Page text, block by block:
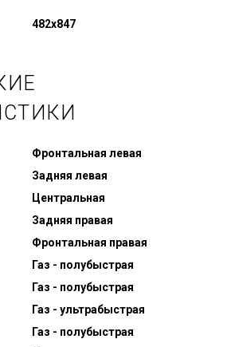
482x847
Фронтальная левая
Задняя левая
Центральная
Задняя правая
Фронтальная правая
Газ - полубыстрая
Газ - полубыстрая
Газ - ультрабыстрая
Газ - полубыстрая